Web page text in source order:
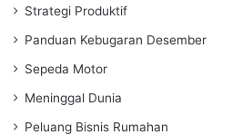
Strategi Produktif
Panduan Kebugaran Desember
Sepeda Motor
Meninggal Dunia
Peluang Bisnis Rumahan